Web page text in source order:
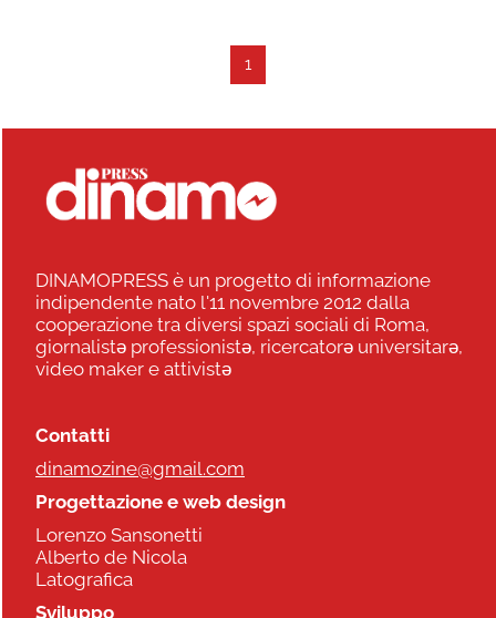
1
DINAMOPRESS è un progetto di informazione
indipendente nato l'11 novembre 2012 dalla
cooperazione tra diversi spazi sociali di Roma,
giornalistə professionistə, ricercatorə universitarə,
video maker e attivistə
Contatti
dinamozine@gmail.com
Progettazione e web design
Lorenzo Sansonetti
Alberto de Nicola
Latografica
Sviluppo